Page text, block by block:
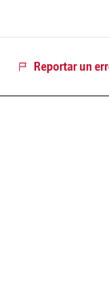
Reportar un